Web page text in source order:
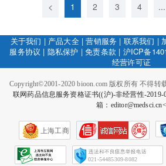
< 1 2 3 4 ...
关于我们 | 产品大全|营销服务 | 联系我们 |
服务协议 | 隐私保护 |免责条款 | 沪ICP备
经营许可证
Copyright©2001-2020 bioon.com 版权所有 不得转
联网药品信息服务资格证书((沪)-非经营性-2019-
箱：editor@medsci.cn<
上海工商
021-54485309-8082